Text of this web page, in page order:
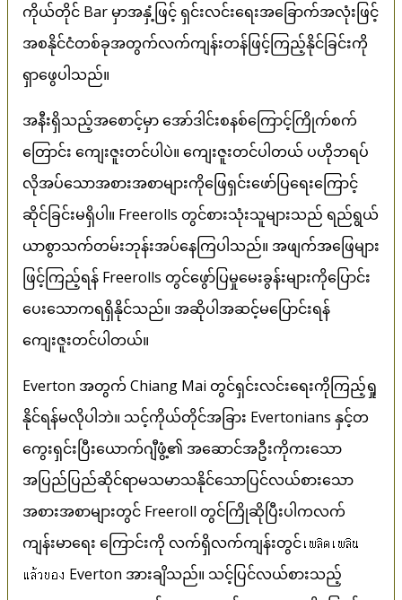
ကိုယ်တိုင် Bar မှာအနှံ့ဖြင့် ရှင်းလင်းရေးအခြောက်အလုံးဖြင့်
အစနိုင်ငံတစ်ခုအတွက်လက်ကျန်းတန်ဖြင့်ကြည့်နိုင်ခြင်းကို
ရှာဖွေပါသည်။
အနီးရှိသည့်အစောင့်မှာ အော်ဒါင်းစနစ်ကြောင့်ကြိုက်စက်
တြောင်း ကျေးဇူးတင်ပါပဲ။ ကျေးဇူးတင်ပါတယ် ပဟိုဘရပ်
လိုအပ်သောအစားအစာများကိုဖြေရှင်းဖော်ပြရေးကြောင့်
ဆိုင်ခြင်းမရှိပါ။ Freerolls တွင်စားသုံးသူများသည် ရည်ရွယ်
ယာစွာသက်တမ်းဘုန်းအပ်နေကြပါသည်။ အဖျက်အဖြေများ
ဖြင့်ကြည့်ရန် Freerolls တွင်ဖွော်ပြမှုမေးခွန်းများကိုပြောင်း
ပေးသောကရရှိနိုင်သည်။ အဆိုပါအဆင့်မပြောင်းရန်
ကျေးဇူးတင်ပါတယ်။
Everton အတွက် Chiang Mai တွင်ရှင်းလင်းရေးကိုကြည့်ရှု
နိုင်ရန်မလိုပါဘဲ။ သင့်ကိုယ်တိုင်အခြား Evertonians နှင့်တ
ကွေးရှင်းပြီးယောက်ဂျီဖွံ့၏ အဆောင်အဦးကိုကးသော
အပြည်ပြည်ဆိုင်ရာမသမာသနိုင်သောပြင်လယ်စားသော
အစားအစာများတွင် Freeroll တွင်ကြိုဆိုပြီးပါကလက်
ကျန်းမာရေး ကြောင်းကို လက်ရှိလက်ကျန်းတွင်เพลิดเพลิน
แล้วของ Everton အားချိသည်။ သင့်ပြင်လယ်စားသည့်